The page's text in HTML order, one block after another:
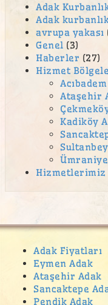
Adak
Adak
avrupa yakası
Genel (3)
Haberler (27)
Hizmet
Ataşehir
Kadiköy
Hizmetlerimiz
Adak Fiyatları
Eymen Adak
Ataşehir Adak
Sancaktepe
Pendik Adak